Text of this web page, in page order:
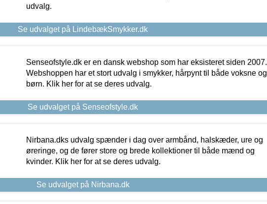
udvalg.
Se udvalget på LindebækSmykker.dk
Senseofstyle.dk er en dansk webshop som har eksisteret siden 2007.
Webshoppen har et stort udvalg i smykker, hårpynt til både voksne og
børn. Klik her for at se deres udvalg.
Se udvalget på Senseofstyle.dk
Nirbana.dks udvalg spænder i dag over armbånd, halskæder, ure og
øreringe, og de fører store og brede kollektioner til både mænd og
kvinder. Klik her for at se deres udvalg.
Se udvalget på Nirbana.dk